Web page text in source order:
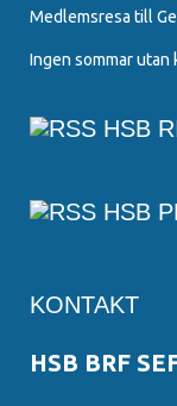
Medlemsresa till
Ingen sommar utan
HSB
HSB
KONTAKT
HSB BRF